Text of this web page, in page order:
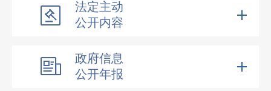
法定主动
公开内容
政府信息
公开年报